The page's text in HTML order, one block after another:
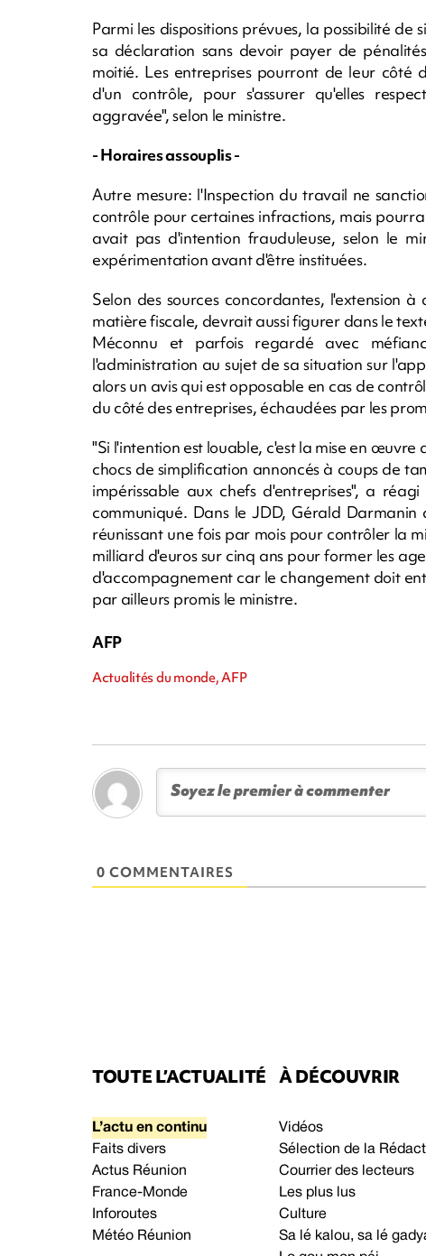
Parmi les dispositions prévues, la possibilité
sa déclaration sans devoir payer de
moitié. Les entreprises pourront de leur
d'un contrôle, pour s'assurer qu'elles
aggravée", selon le ministre.
- Horaires assouplis -
Autre mesure: l'Inspection du travail ne
contrôle pour certaines infractions, mais
avait pas d'intention frauduleuse, selon le
expérimentation avant d'être instituées.
Selon des sources concordantes, l'extension
matière fiscale, devrait aussi figurer dans le
Méconnu et parfois regardé avec
l'administration au sujet de sa situation sur
alors un avis qui est opposable en cas de
du côté des entreprises, échaudées par les
"Si l'intention est louable, c'est la mise en
chocs de simplification annoncés à coups de
impérissable aux chefs d'entreprises", a
communiqué. Dans le JDD, Gérald
réunissant une fois par mois pour contrôler la
milliard d'euros sur cinq ans pour former les
d'accompagnement car le changement doit
par ailleurs promis le ministre.
AFP
Actualités du monde, AFP
0 COMMENTAIRES
TOUTE L’ACTUALITÉ
L’actu en continu
Faits divers
Actus Réunion
France-Monde
Inforoutes
Météo Réunion
À DÉCOUVRIR
Vidéos
Sélection de la
Courrier des lecteurs
Les plus lus
Culture
Sa lé kalou, sa lé